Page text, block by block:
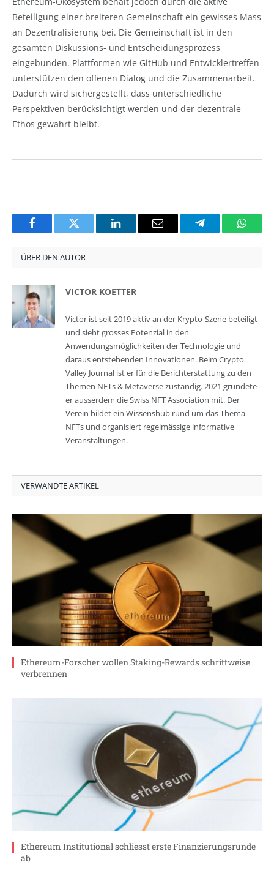
Beteiligung einer breiteren Gemeinschaft ein gewisses Mass
an Dezentralisierung bei. Die Gemeinschaft ist in den
gesamten Diskussions- und Entscheidungsprozess
eingebunden. Plattformen wie GitHub und Entwicklertreffen
unterstützen den offenen Dialog und die Zusammenarbeit.
Dadurch wird sichergestellt, dass unterschiedliche
Perspektiven berücksichtigt werden und der dezentrale
Ethos gewahrt bleibt.
FacebookTwitter LinkedInEmail Telegram
ÜBER DEN AUTOR
VICTOR KOETTER
Victor ist seit 2019 aktiv an der Krypto-Szene beteiligt
und sieht grosses Potenzial in den
Anwendungsmöglichkeiten der Technologie und
daraus entstehenden Innovationen. Beim Crypto
Valley Journal ist er für die Berichterstattung zu den
Themen NFTs & Metaverse zuständig. 2021 gründete
er ausserdem die Swiss NFT Association mit. Der
Verein bildet ein Wissenshub rund um das Thema
NFTs und organisiert regelmässige informative
Veranstaltungen.
VERWANDTE ARTIKEL
Ethereum-Forscher wollen Staking-Rewards schrittweise
verbrennen
Ethereum Institutional schliesst erste Finanzierungsrunde
ab